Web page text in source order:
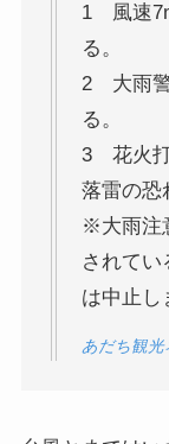
1 風速
る。
2 大雨警
る。
3 花火打
落雷の恐
※大雨注
されてい
は中止し
あだち観光